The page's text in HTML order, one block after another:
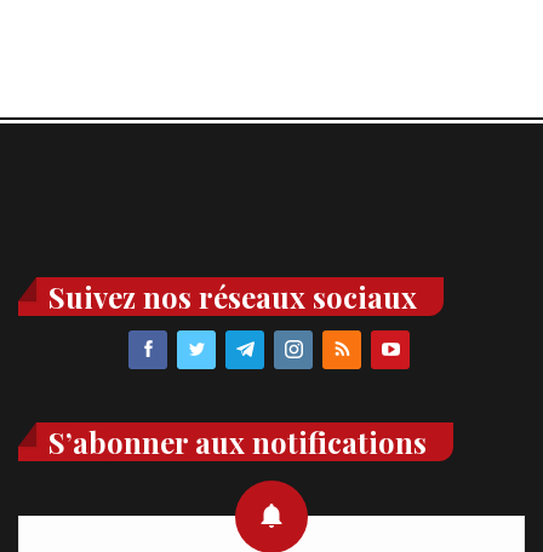
Suivez nos réseaux sociaux
S’abonner aux notifications